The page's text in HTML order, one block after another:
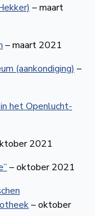
– maart
– maart 2021
(aankondiging) –
het Openlucht­
2021
– oktober 2021
– oktober